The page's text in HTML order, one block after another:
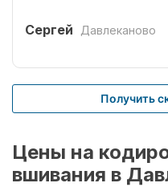
мою новую жизнь.
Сергей Давлеканово
Получить
Цены на
вшивания в